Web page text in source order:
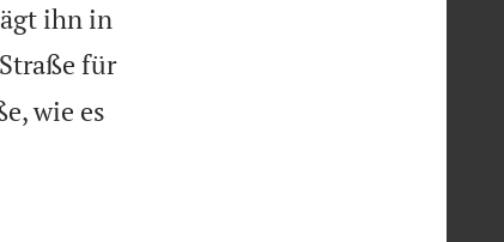
ihn in
für
wie es